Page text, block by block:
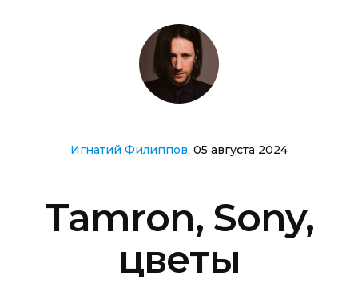
Игнатий Филиппов, 05 августа 2024
Tamron, Sony,
цветы